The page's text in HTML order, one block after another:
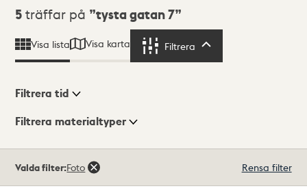
Sökresultat
5 träffar på tysta gatan 7
Visa lista Visa karta Filtrera
Visningsläge
Filtrera tid
Filtrera materialtyper
träffar
Valda filter:Foto Rensa filter